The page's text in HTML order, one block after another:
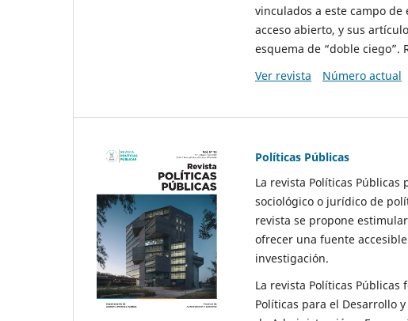
vinculados a este campo
acceso abierto, y sus
esquema de “doble ciego”.
Ver revista
Número actual
Políticas Públicas
La revista Políticas
sociológico o jurídico de
revista se propone
ofrecer una fuente
investigación.
La revista Políticas
Políticas para el Desarrollo